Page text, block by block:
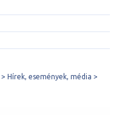
Hírek, események, média